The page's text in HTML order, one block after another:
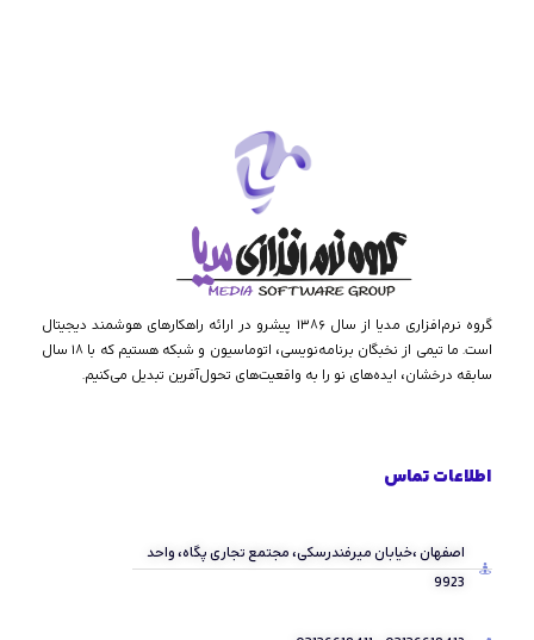
گروه نرم‌افزاری مدیا از سال ۱۳۸۶ پیشرو در ارائه راهکارهای هوشمند دیجیتال
است. ما تیمی از نخبگان برنامه‌نویسی، اتوماسیون و شبکه هستیم که با ۱۸ سال
سابقه درخشان، ایده‌های نو را به واقعیت‌های تحول‌آفرین تبدیل می‌کنیم.
اطلاعات تماس
اصفهان ،خیابان میرفندرسکی، مجتمع تجاری پگاه، واحد
9923